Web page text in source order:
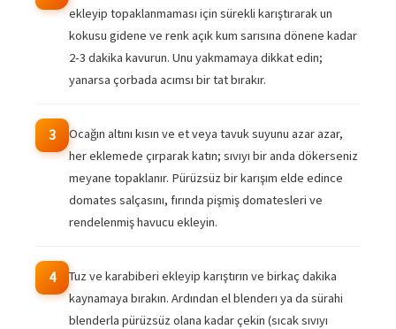
ekleyip topaklanmaması için sürekli karıştırarak un
kokusu gidene ve renk açık kum sarısına dönene kadar
2-3 dakika kavurun. Unu yakmamaya dikkat edin;
yanarsa çorbada acımsı bir tat bırakır.
3
Ocağın altını kısın ve et veya tavuk suyunu azar azar,
her eklemede çırparak katın; sıvıyı bir anda dökerseniz
meyane topaklanır. Pürüzsüz bir karışım elde edince
domates salçasını, fırında pişmiş domatesleri ve
rendelenmiş havucu ekleyin.
4
Tuz ve karabiberi ekleyip karıştırın ve birkaç dakika
kaynamaya bırakın. Ardından el blenderı ya da sürahi
blenderla pürüzsüz olana kadar çekin (sıcak sıvıyı